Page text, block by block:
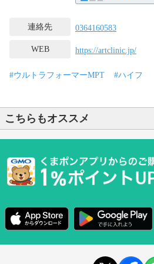
連絡先 0364160583
WEB https://artclinic.jp/
#ウルトラフォーマーMPT #ハイフ
こちらもオススメ